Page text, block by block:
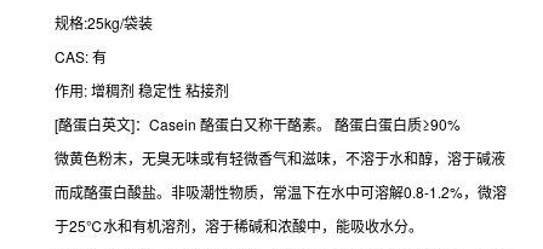
规格:25kg/袋装
CAS: 有
作用: 增稠剂 稳定性 粘接剂
[酪蛋白英文]：Casein 酪蛋白又称干酪素。 酪蛋白蛋白质≥90%
微黄色粉末，无臭无味或有轻微香气和滋味，不溶于水和醇，溶于碱液
而成酪蛋白酸盐。非吸潮性物质，常温下在水中可溶解0.8-1.2%，微溶
于25℃水和有机溶剂，溶于稀碱和浓酸中，能吸收水分。